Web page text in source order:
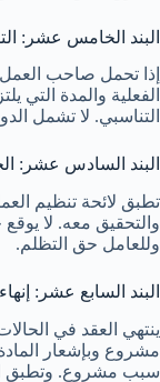
البند الخامس عشر:
إذا تحمل صاحب
الفعلية والمدة التي
التناسبي. لا تشمل
البند السادس عشر:
تطبق لائحة تنظيم
والتحقيق معه. لا
وللعامل حق التظلم.
البند السابع عشر:
ينتهي العقد في
سبب مشروع. وتطبق المادتان 80 و81 عند